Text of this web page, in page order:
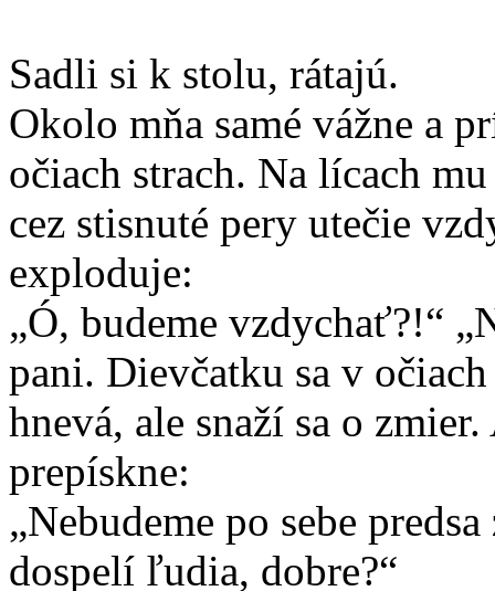
Sadli si k stolu, rátajú.
Okolo mňa samé vážne a
očiach strach. Na lícach
cez stisnuté pery utečie
exploduje:
„Ó, budeme vzdychať?!“
pani. Dievčatku sa v
hnevá, ale snaží sa o
prepískne:
„Nebudeme po sebe
dospelí ľudia, dobre?“